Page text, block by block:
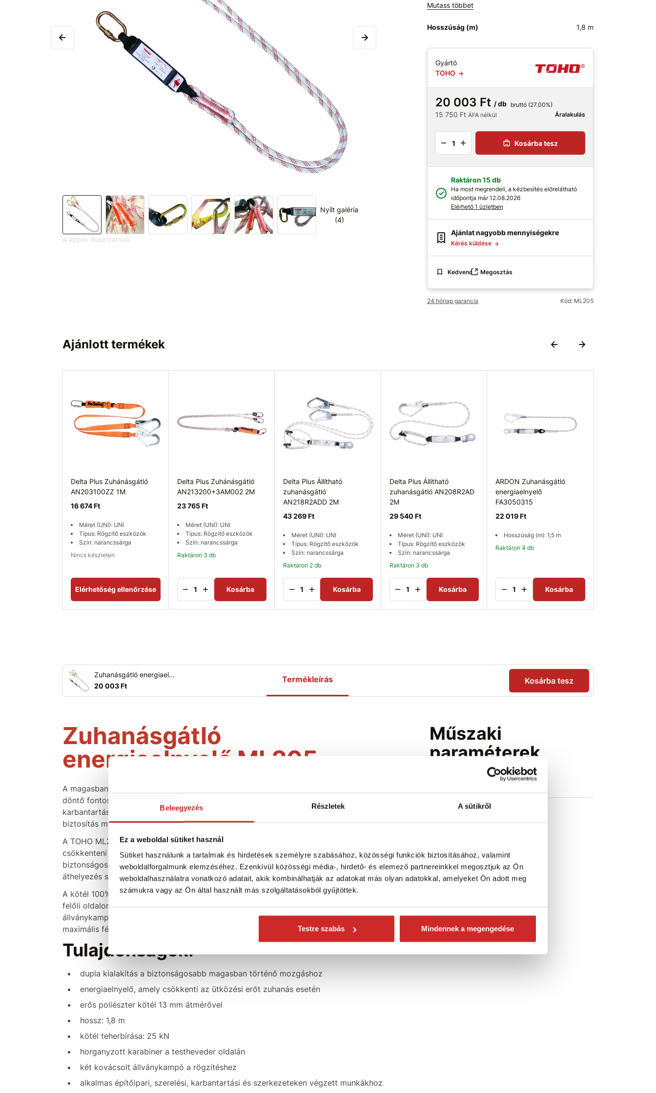
Beleegyezés Részletek A sütikről
Ez a weboldal sütiket használ
Sütiket használunk a tartalmak és hirdetések személyre szabásához, közösségi funkciók biztosításához, valamint
weboldalforgalmunk elemzéséhez. Ezenkívül közösségi média-, hirdető- és elemező partnereinkkel megosztjuk az Ön
weboldalhasználatra vonatkozó adatait, akik kombinálhatják az adatokat más olyan adatokkal, amelyeket Ön adott meg
számukra vagy az Ön által használt más szolgáltatásokból gyűjtöttek.
Testre szabás Mindennek a megengedése
Mutass többet
Nyílt galéria
(4)
A képek illusztratívak
Hosszúság (m) 1,8 m
Gyártó
TOHO
20 003 Ft / db bruttó (27.00%)
15 750 Ft ÁFA nélkül Áralakulás
Kosárba tesz
Raktáron 15 db
Ha most megrendeli, a kézbesítés előrelátható
időpontja már 12.08.2026
Elérhető 1 üzletben
Ajánlat nagyobb mennyiségekre
Kérés küldése
Kedvenc Megosztás
24 hónap garancia Kód: ML205
Ajánlott termékek
Delta Plus Zuhánásgátló
AN203100ZZ 1M
16 674 Ft
Méret (UNI): UNI
Típus: Rögzítő eszközök
Szín: narancssárga
Nincs készleten
Elérhetőség ellenőrzése
Delta Plus Zuhánásgátló
AN213200+3AM002 2M
23 765 Ft
Méret (UNI): UNI
Típus: Rögzítő eszközök
Szín: narancssárga
Raktáron 3 db
Kosárba
Delta Plus Állítható
zuhanásgátló
AN218R2ADD 2M
43 269 Ft
Méret (UNI): UNI
Típus: Rögzítő eszközök
Szín: narancssárga
Raktáron 2 db
Kosárba
Delta Plus Állítható
zuhanásgátló AN208R2AD
2M
29 540 Ft
Méret (UNI): UNI
Típus: Rögzítő eszközök
Szín: narancssárga
Raktáron 3 db
Kosárba
ARDON Zuhanásgátló
energiaelnyelő
FA3050315
22 019 Ft
Hosszúság (m): 1,5 m
Raktáron 4 db
Kosárba
Zuhanásgátló energiaelnyelő ML205
20 003 Ft
Termékleírás Kosárba tesz
Zuhanásgátló
energiaelnyelő ML205
A magasban végzett munkánál a biztonság, a megbízhatóság és a megfelelő felszerelés
döntő fontosságú. Legyen szó állványon végzett szerelésről, szerkezetek
karbantartásáról, tetőmunkáról vagy munkaállványon történő mozgásról, a megbízható
biztosítás minden professzionális munkavégzés alapja.
A TOHO ML205 egy dupla zuhanásgátló kötél energiaelnyelővel, amely segít
csökkenteni az esetleges zuhanás során fellépő ütközési erőt. A kétágú kialakítás
biztonságosabb mozgást tesz lehetővé a rögzítési pontok között – a dolgozó az
áthelyezés során is folyamatosan biztosítva maradhat.
A kötél 100% poliészterből készült, átmérője 13 mm, teherbírása 25 kN. A testheveder
felőli oldalon horganyzott karabinerrel, a rögzítési oldalon pedig két kovácsolt
állványkampóval van felszerelve. A beépített energiaelnyelő úgy lett kialakítva, hogy a
maximális fékezőerő ne haladja meg a 6 kN értéket.
Tulajdonságok:
dupla kialakítás a biztonságosabb magasban történő mozgáshoz
energiaelnyelő, amely csökkenti az ütközési erőt zuhanás esetén
erős poliészter kötél 13 mm átmérővel
hossz: 1,8 m
kötél teherbírása: 25 kN
horganyzott karabiner a testheveder oldalán
két kovácsolt állványkampó a rögzítéshez
alkalmas építőipari, szerelési, karbantartási és szerkezeteken végzett munkákhoz
Műszaki
paraméterek
1,8 m